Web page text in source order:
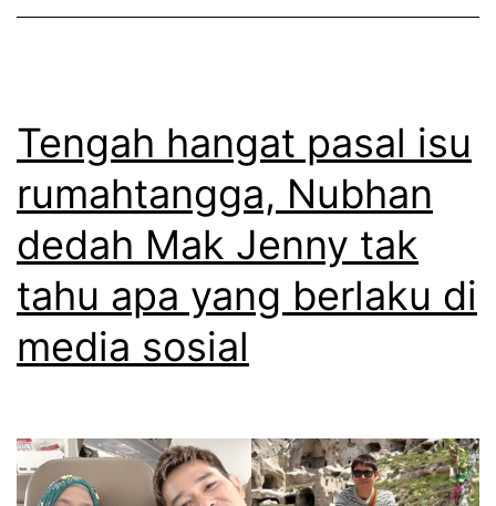
n
g
a
n
a
r
Tengah hangat pasal isu
rumahtangga, Nubhan
dedah Mak Jenny tak
tahu apa yang berlaku di
media sosial